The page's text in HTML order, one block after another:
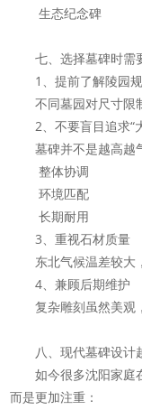
生态纪念碑
七、选择墓碑时需
1、提前了解陵园
不同墓园对尺寸限
2、不要盲目追求“
墓碑并不是越高越
整体协调
环境匹配
长期耐用
3、重视石材质量
东北气候温差较大
4、兼顾后期维护
复杂雕刻虽然美观
八、现代墓碑设计
如今很多沈阳家庭
而是更加注重：